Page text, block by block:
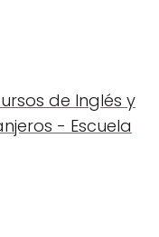
de Inglés y
- Escuela